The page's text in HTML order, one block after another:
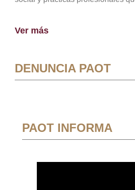
Ver más
DENUNCIA PAOT
PAOT INFORMA